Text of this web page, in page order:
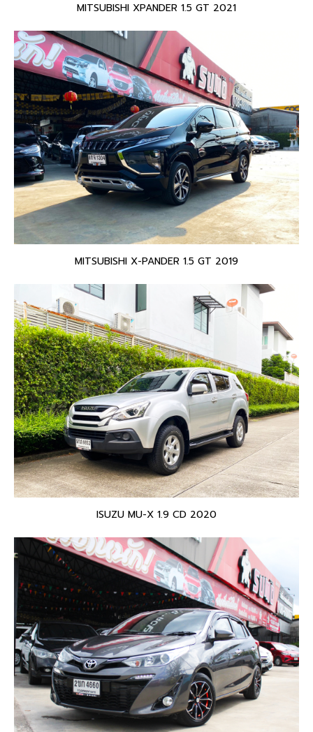
MITSUBISHI XPANDER 1.5 GT 2021
MITSUBISHI X-PANDER 1.5 GT 2019
ISUZU MU-X 1.9 CD 2020